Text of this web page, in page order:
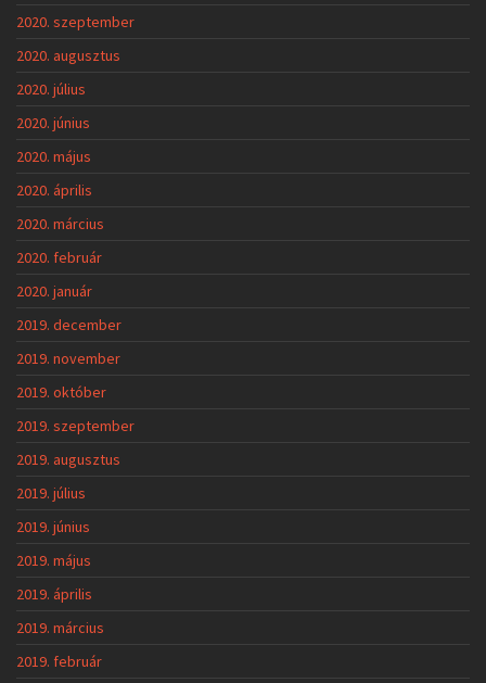
2020. szeptember
2020. augusztus
2020. július
2020. június
2020. május
2020. április
2020. március
2020. február
2020. január
2019. december
2019. november
2019. október
2019. szeptember
2019. augusztus
2019. július
2019. június
2019. május
2019. április
2019. március
2019. február